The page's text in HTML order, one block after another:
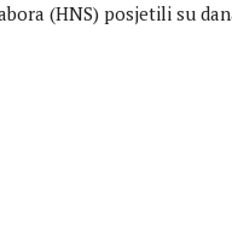
(HNS) posjetili su